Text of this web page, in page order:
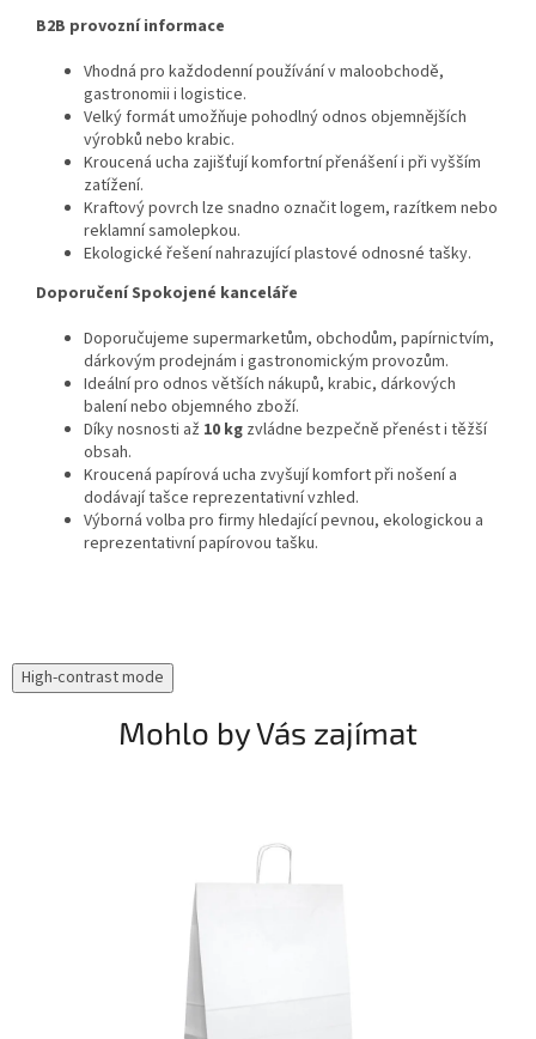
B2B provozní informace
Vhodná pro každodenní používání v maloobchodě,
gastronomii i logistice.
Velký formát umožňuje pohodlný odnos objemnějších
výrobků nebo krabic.
Kroucená ucha zajišťují komfortní přenášení i při vyšším
zatížení.
Kraftový povrch lze snadno označit logem, razítkem nebo
reklamní samolepkou.
Ekologické řešení nahrazující plastové odnosné tašky.
Doporučení Spokojené kanceláře
Doporučujeme supermarketům, obchodům, papírnictvím,
dárkovým prodejnám i gastronomickým provozům.
Ideální pro odnos větších nákupů, krabic, dárkových
balení nebo objemného zboží.
Díky nosnosti až 10 kg zvládne bezpečně přenést i těžší
obsah.
Kroucená papírová ucha zvyšují komfort při nošení a
dodávají tašce reprezentativní vzhled.
Výborná volba pro firmy hledající pevnou, ekologickou a
reprezentativní papírovou tašku.
High-contrast mode
Mohlo by Vás zajímat